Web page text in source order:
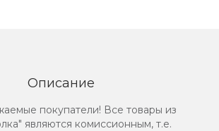
Описание
покупатели! Все товары из
являются комиссионным, т.е.